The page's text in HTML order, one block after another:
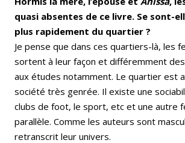
quasi absentes de ce livre. Se sont-
plus rapidement du quartier ?
Je pense que dans ces quartiers-là, les
sortent à leur façon et différemment
aux études notamment. Le quartier est
société très genrée. Il existe une
clubs de foot, le sport, etc et une autre
parallèle. Comme les auteurs sont
retranscrit leur univers.